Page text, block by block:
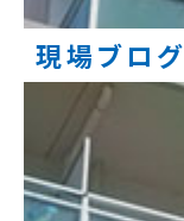
現場ブログ